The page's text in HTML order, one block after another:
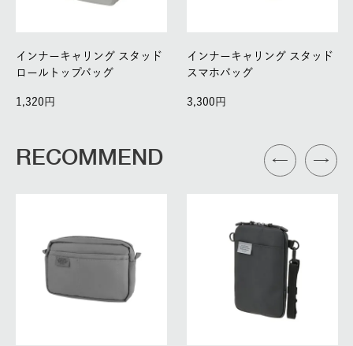
インナーキャリング スタッド
ロールトップバッグ
1,320
インナーキャリング スタッド
スマホバッグ
3,300
RECOMMEND